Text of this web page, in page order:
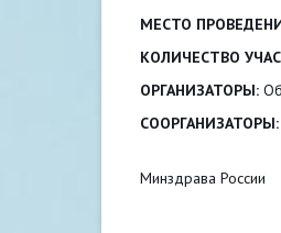
МЕСТО
КОЛИЧЕСТВО
ОРГАНИЗАТОРЫ:
СООРГАНИЗАТОРЫ:
ГНЦ РФ ФГБУ
Минздрава России